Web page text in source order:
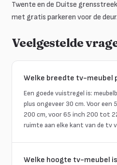
Twente en de Duitse
met gratis parkeren voor de deur.
Veelgestelde
Welke breedte tv-meubel
Een goede vuistregel is:
plus ongeveer 30 cm. Voor
200 cm, voor 65 inch 200 tot
ruimte aan elke kant van de tv
Welke hoogte tv-meubel